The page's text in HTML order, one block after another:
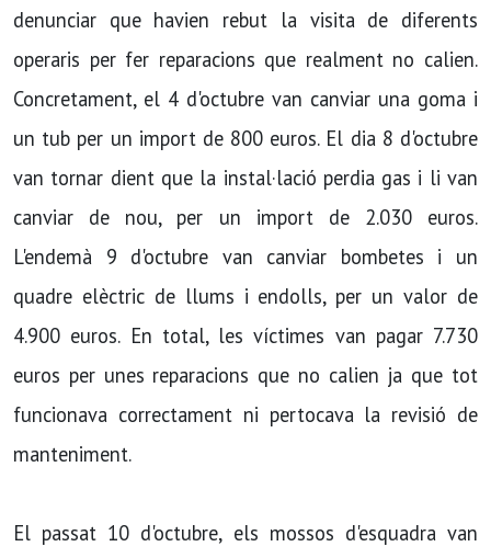
denunciar que havien rebut la visita de diferents
operaris per fer reparacions que realment no calien.
Concretament, el 4 d'octubre van canviar una goma i
un tub per un import de 800 euros. El dia 8 d'octubre
van tornar dient que la instal·lació perdia gas i li van
canviar de nou, per un import de 2.030 euros.
L'endemà 9 d'octubre van canviar bombetes i un
quadre elèctric de llums i endolls, per un valor de
4.900 euros. En total, les víctimes van pagar 7.730
euros per unes reparacions que no calien ja que tot
funcionava correctament ni pertocava la revisió de
manteniment.
El passat 10 d'octubre, els mossos d'esquadra van